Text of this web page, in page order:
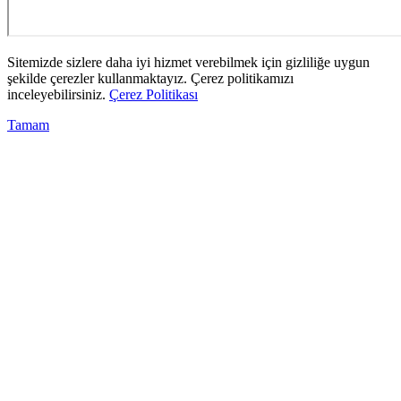
Sitemizde sizlere daha iyi hizmet verebilmek için gizliliğe uygun
şekilde çerezler kullanmaktayız. Çerez politikamızı
inceleyebilirsiniz. Çerez Politikası
Tamam